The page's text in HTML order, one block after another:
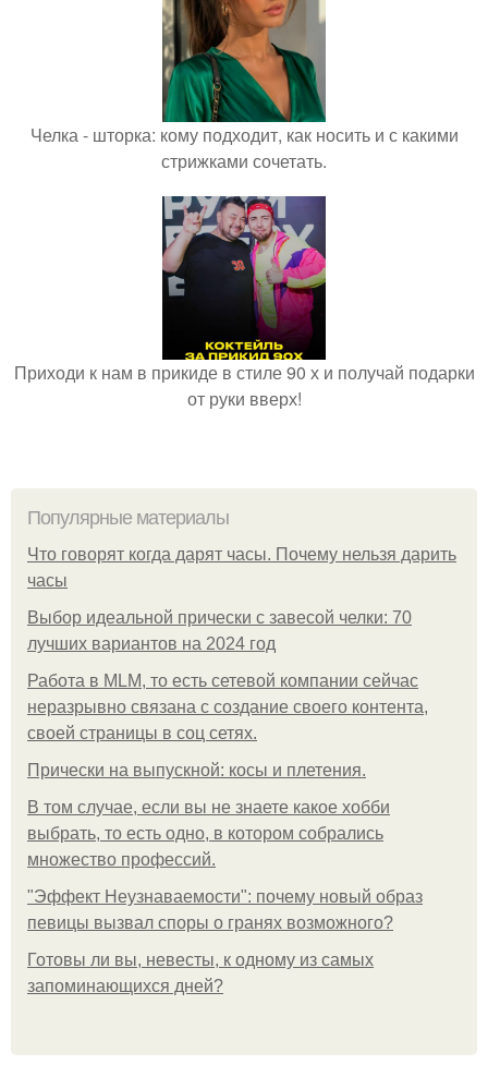
Челка - шторка: кому подходит, как носить и с какими
стрижками сочетать.
Приходи к нам в прикиде в стиле 90 х и получай подарки
от руки вверх!
Популярные материалы
Что говорят когда дарят часы. Почему нельзя дарить
часы
Выбор идеальной прически с завесой челки: 70
лучших вариантов на 2024 год
Работа в MLM, то есть сетевой компании сейчас
неразрывно связана с создание своего контента,
своей страницы в соц сетях.
Прически на выпускной: косы и плетения.
В том случае, если вы не знаете какое хобби
выбрать, то есть одно, в котором собрались
множество профессий.
"Эффект Неузнаваемости": почему новый образ
певицы вызвал споры о гранях возможного?
Готовы ли вы, невесты, к одному из самых
запоминающихся дней?